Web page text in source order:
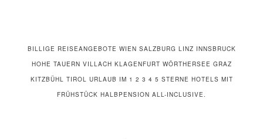
BILLIGE REISEANGEBOTE WIEN SALZBURG LINZ INNSBRUCK
HOHE TAUERN VILLACH KLAGENFURT WÖRTHERSEE GRAZ
KITZBÜHL TIROL URLAUB IM 1 2 3 4 5 STERNE HOTELS MIT
FRÜHSTÜCK HALBPENSION ALL-INCLUSIVE.